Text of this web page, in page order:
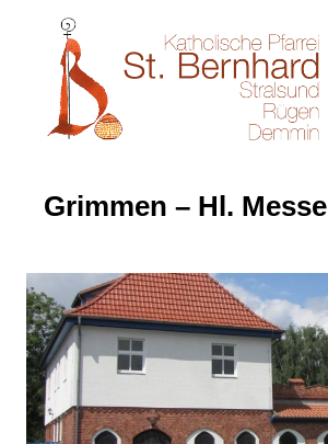
Grimmen – Hl. Messe